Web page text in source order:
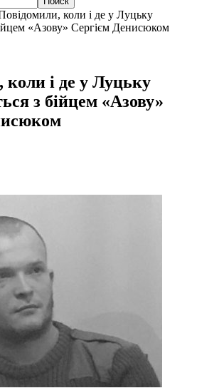
коли і де у Луцьку
«Азову» Сергієм Денисюком
коли і де у Луцьку
з бійцем «Азову»